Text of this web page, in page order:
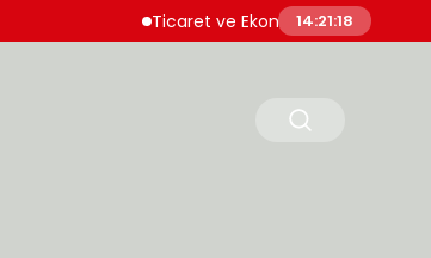
Ticaret ve Ekonomik Kulübü Genel
14:21:19